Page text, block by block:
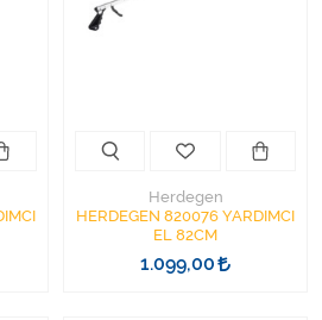
Herdegen
HERDEGEN 820076 YARDIMCI
EL 82CM
1.099,00